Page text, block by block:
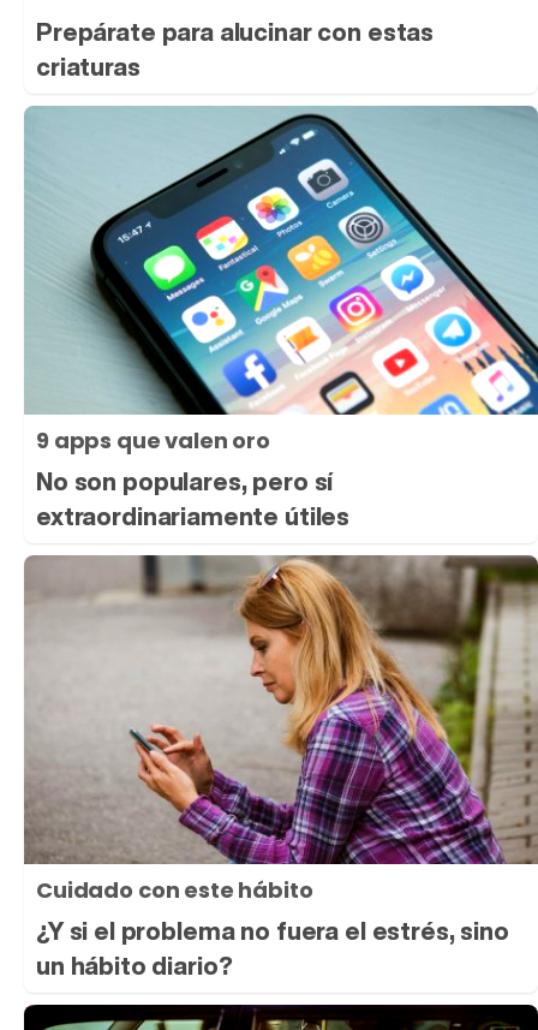
Prepárate para alucinar con estas
criaturas
9 apps que valen oro
No son populares, pero sí
extraordinariamente útiles
Cuidado con este hábito
¿Y si el problema no fuera el estrés, sino
un hábito diario?